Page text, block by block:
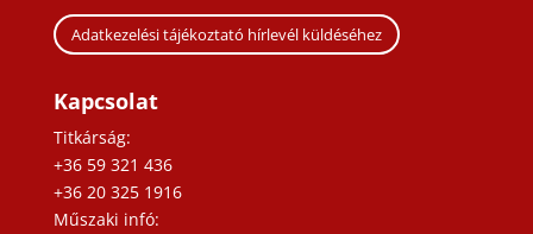
Adatkezelési tájékoztató hírlevél küldéséhez
Kapcsolat
Titkárság:
+36 59 321 436
+36 20 325 1916
Műszaki infó: